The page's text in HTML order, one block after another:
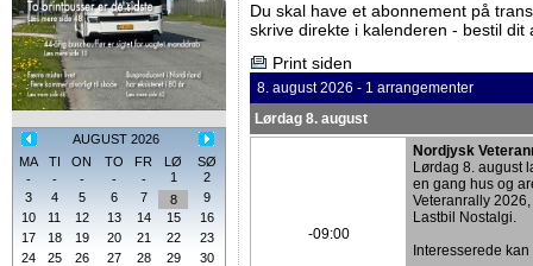
AUGUST 2026
MA
TI ON TO FR LØ
SØ
-
- - - - 1
2
3
4 5 6 7 8
9
10
11 12 13 14 15
16
17
18 19 20 21 22
23
24
25 26 27 28 29
30
Du skal have et abonnement på
skrive direkte i kalenderen - bestil dit
Print siden
8. august 2026 - 1 arrangementer
Lørdag 8. august
-09:00
Nordjysk
Lørdag 8. august
en gang hus og
Veteranrally
Lastbil Nostalgi.
Interesserede